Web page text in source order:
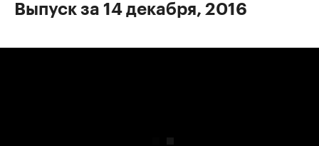
Выпуск за 14 декабря, 2016